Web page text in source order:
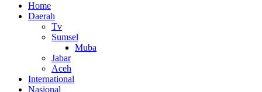
Home
Daerah
Tv
Sumsel
Muba
Jabar
Aceh
International
Nasional